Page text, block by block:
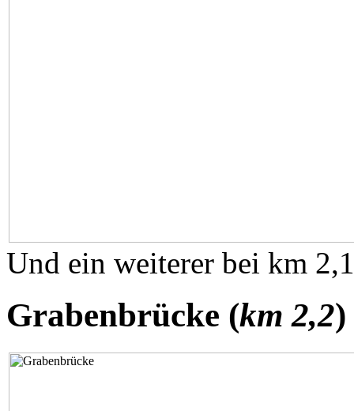
Und ein weiterer bei km
Grabenbrücke (km 2,2)